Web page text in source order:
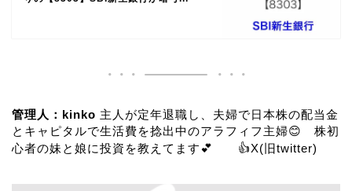
管理人：kinko 主人が定年退職し、夫婦で日本株の配当金
とキャピタルで生活費を捻出中のアラフィフ主婦😊 株初
心者の妹と娘に投資を教えてます💕 👍X(旧twitter)